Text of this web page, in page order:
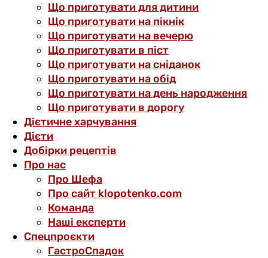
Що приготувати для дитини
Що приготувати на пікнік
Що приготувати на вечерю
Що приготувати в піст
Що приготувати на сніданок
Що приготувати на обід
Що приготувати на день народження
Що приготувати в дорогу
Дієтичне харчування
Дієти
Добірки рецептів
Про нас
Про Шефа
Про сайт klopotenko.com
Команда
Наші експерти
Спецпроєкти
ГастроСпадок